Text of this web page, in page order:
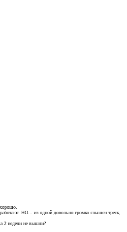
НО... из одной довольно громко слышен треск,
2 недели не вышли?